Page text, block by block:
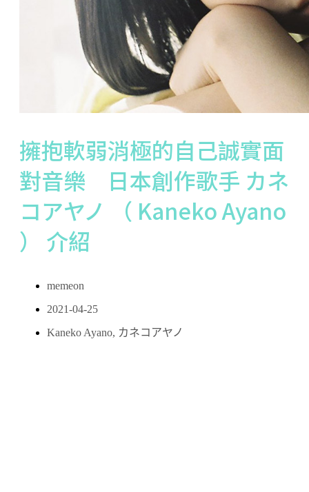
擁抱軟弱消極的自己誠實面
對音樂 日本創作歌手 カネ
コアヤノ （ Kaneko Ayano
） 介紹
memeon
2021-04-25
Kaneko Ayano, カネコアヤノ